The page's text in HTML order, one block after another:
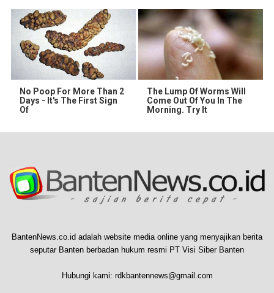
No Poop For More Than 2
Days - It's The First Sign
Of
The Lump Of Worms Will
Come Out Of You In The
Morning. Try It
BantenNews.co.id adalah website media online yang menyajikan berita
seputar Banten berbadan hukum resmi PT Visi Siber Banten
Hubungi kami: rdkbantennews@gmail.com